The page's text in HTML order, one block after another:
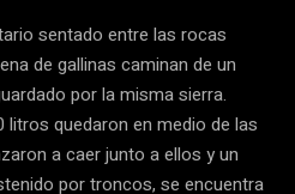
sentado entre las rocas
de gallinas caminan de un
por la misma sierra.
litros quedaron en medio de las
a caer junto a ellos y un
por troncos, se encuentra